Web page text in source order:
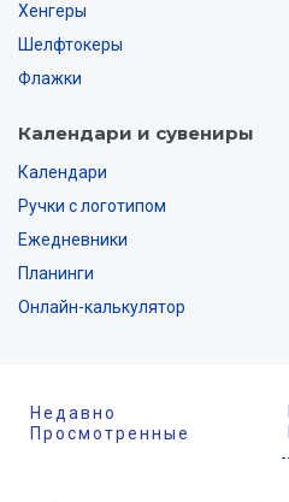
Хенгеры
Шелфтокеры
Флажки
Календари и сувениры
Календари
Ручки с логотипом
Ежедневники
Планинги
Онлайн-калькулятор
Недавно
Просмотренные